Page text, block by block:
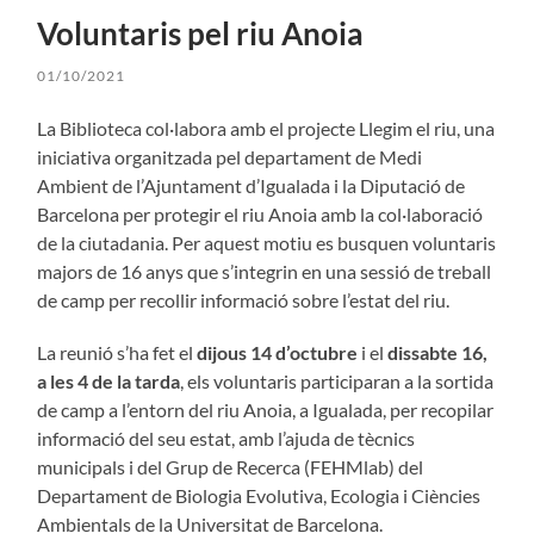
Voluntaris pel riu Anoia
01/10/2021
La Biblioteca col·labora amb el projecte Llegim el riu, una
iniciativa organitzada pel departament de Medi
Ambient de l’Ajuntament d’Igualada i la Diputació de
Barcelona per protegir el riu Anoia amb la col·laboració
de la ciutadania. Per aquest motiu es busquen voluntaris
majors de 16 anys que s’integrin en una sessió de treball
de camp per recollir informació sobre l’estat del riu.
La reunió s’ha fet el dijous 14 d’octubre i eldissabte 16,
a les 4 de la tarda , els voluntaris participaran a la sortida
de camp a l’entorn del riu Anoia, a Igualada, per recopilar
informació del seu estat, amb l’ajuda de tècnics
municipals i del Grup de Recerca (FEHMlab) del
Departament de Biologia Evolutiva, Ecologia i Ciències
Ambientals de la Universitat de Barcelona.